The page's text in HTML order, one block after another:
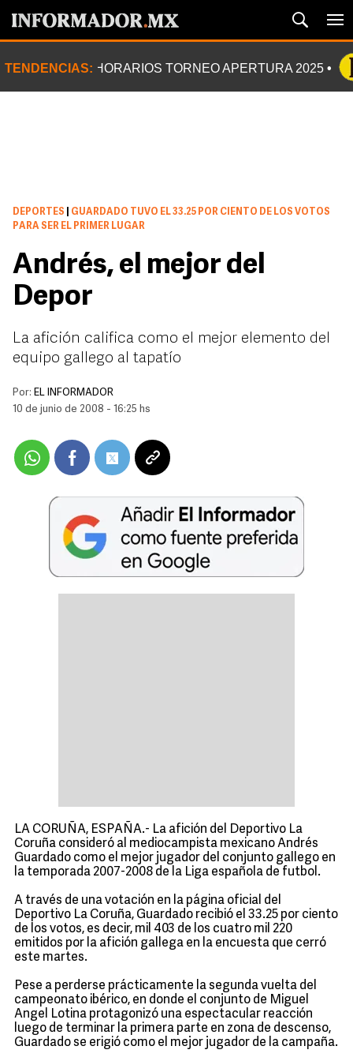
TENDENCIAS: HORARIOS TORNEO APERTURA 2025
DEPORTES
GUARDADO TUVO EL 33.25 POR CIENTO DE LOS VOTOS
PARA SER EL PRIMER LUGAR
Andrés, el mejor del
Depor
La afición califica como el mejor elemento del
equipo gallego al tapatío
Por: EL INFORMADOR
10 de junio de 2008 - 16:25 hs
LA CORUÑA, ESPAÑA.- La afición del Deportivo La
Coruña consideró al mediocampista mexicano Andrés
Guardado como el mejor jugador del conjunto gallego en
la temporada 2007-2008 de la Liga española de futbol.
A través de una votación en la página oficial del
Deportivo La Coruña, Guardado recibió el 33.25 por ciento
de los votos, es decir, mil 403 de los cuatro mil 220
emitidos por la afición gallega en la encuesta que cerró
este martes.
Pese a perderse prácticamente la segunda vuelta del
campeonato ibérico, en donde el conjunto de Miguel
Angel Lotina protagonizó una espectacular reacción
luego de terminar la primera parte en zona de descenso,
Guardado se erigió como el mejor jugador de la campaña.